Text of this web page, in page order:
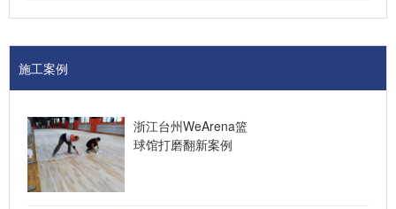
施工案例
浙江台州WeArena篮
球馆打磨翻新案例